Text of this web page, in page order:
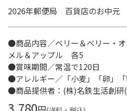
2026年郵便局 百貨店のお中元
●商品内容／ベリー＆ベリー・
メル＆アップル 各5
●賞味期間／常温で120日
●アレルギー／「小麦」「卵」
●商品提供者：(株)名鉄生活創研